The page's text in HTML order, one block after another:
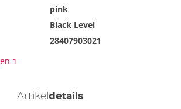
pink
Black Level
28407903021
Artikel details